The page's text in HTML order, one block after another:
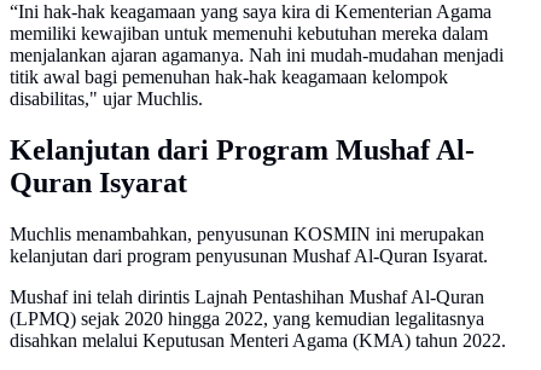
“Ini hak-hak keagamaan yang saya kira di Kementerian Agama
memiliki kewajiban untuk memenuhi kebutuhan mereka dalam
menjalankan ajaran agamanya. Nah ini mudah-mudahan menjadi
titik awal bagi pemenuhan hak-hak keagamaan kelompok
disabilitas," ujar Muchlis.
Kelanjutan dari Program Mushaf Al-
Quran Isyarat
Muchlis menambahkan, penyusunan KOSMIN ini merupakan
kelanjutan dari program penyusunan Mushaf Al-Quran Isyarat.
Mushaf ini telah dirintis Lajnah Pentashihan Mushaf Al-Quran
(LPMQ) sejak 2020 hingga 2022, yang kemudian legalitasnya
disahkan melalui Keputusan Menteri Agama (KMA) tahun 2022.